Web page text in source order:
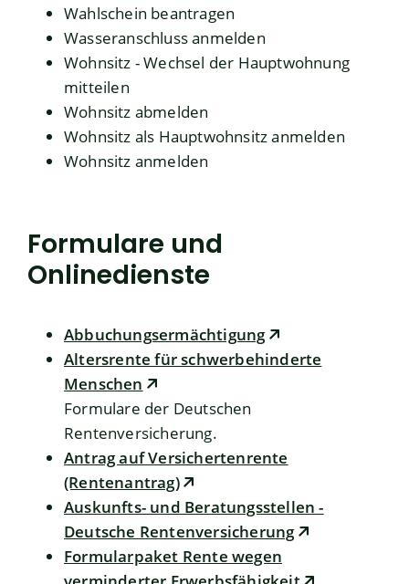
Wahlschein beantragen
Wasseranschluss anmelden
Wohnsitz - Wechsel der Hauptwohnung
mitteilen
Wohnsitz abmelden
Wohnsitz als Hauptwohnsitz anmelden
Wohnsitz anmelden
Formulare und
Onlinedienste
Abbuchungsermächtigung
Altersrente für schwerbehinderte
Menschen
Formulare der Deutschen
Rentenversicherung.
Antrag auf Versichertenrente
(Rentenantrag)
Auskunfts- und Beratungsstellen -
Deutsche Rentenversicherung
Formularpaket Rente wegen